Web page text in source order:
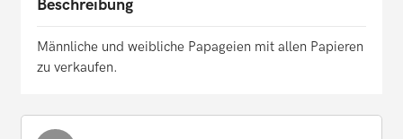
Beschreibung
Männliche und weibliche Papageien mit allen Papieren
zu verkaufen.